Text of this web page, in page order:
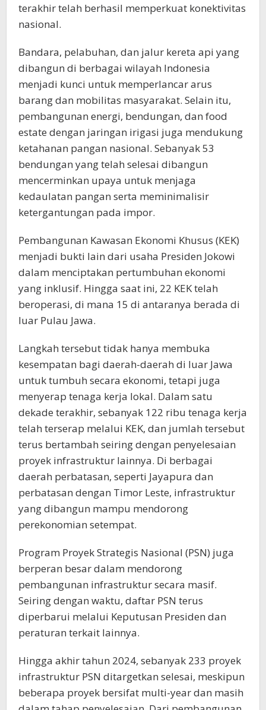
terakhir telah berhasil memperkuat konektivitas
nasional.
Bandara, pelabuhan, dan jalur kereta api yang
dibangun di berbagai wilayah Indonesia
menjadi kunci untuk memperlancar arus
barang dan mobilitas masyarakat. Selain itu,
pembangunan energi, bendungan, dan food
estate dengan jaringan irigasi juga mendukung
ketahanan pangan nasional. Sebanyak 53
bendungan yang telah selesai dibangun
mencerminkan upaya untuk menjaga
kedaulatan pangan serta meminimalisir
ketergantungan pada impor.
Pembangunan Kawasan Ekonomi Khusus (KEK)
menjadi bukti lain dari usaha Presiden Jokowi
dalam menciptakan pertumbuhan ekonomi
yang inklusif. Hingga saat ini, 22 KEK telah
beroperasi, di mana 15 di antaranya berada di
luar Pulau Jawa.
Langkah tersebut tidak hanya membuka
kesempatan bagi daerah-daerah di luar Jawa
untuk tumbuh secara ekonomi, tetapi juga
menyerap tenaga kerja lokal. Dalam satu
dekade terakhir, sebanyak 122 ribu tenaga kerja
telah terserap melalui KEK, dan jumlah tersebut
terus bertambah seiring dengan penyelesaian
proyek infrastruktur lainnya. Di berbagai
daerah perbatasan, seperti Jayapura dan
perbatasan dengan Timor Leste, infrastruktur
yang dibangun mampu mendorong
perekonomian setempat.
Program Proyek Strategis Nasional (PSN) juga
berperan besar dalam mendorong
pembangunan infrastruktur secara masif.
Seiring dengan waktu, daftar PSN terus
diperbarui melalui Keputusan Presiden dan
peraturan terkait lainnya.
Hingga akhir tahun 2024, sebanyak 233 proyek
infrastruktur PSN ditargetkan selesai, meskipun
beberapa proyek bersifat multi-year dan masih